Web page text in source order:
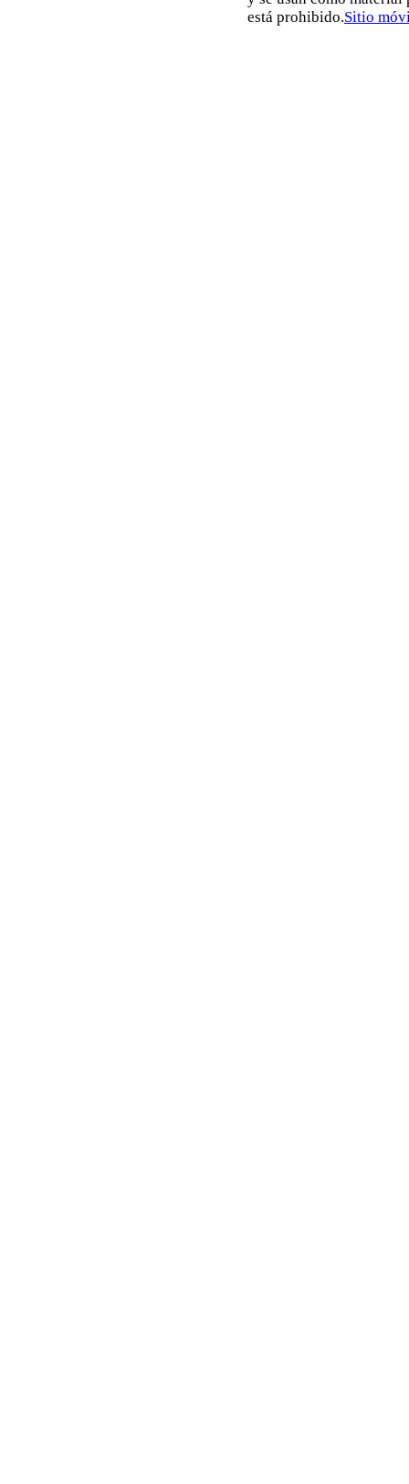
está prohibido.Sitio